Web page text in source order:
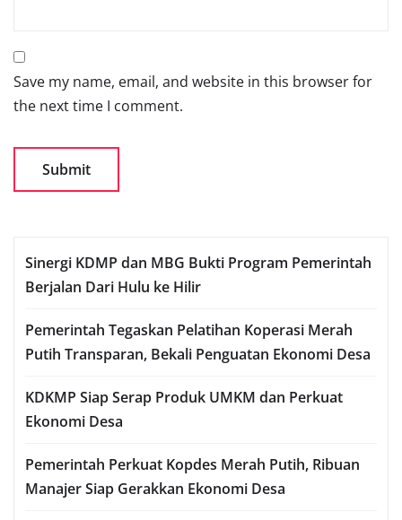
Save my name, email, and website in this browser for
the next time I comment.
Sinergi KDMP dan MBG Bukti Program Pemerintah
Berjalan Dari Hulu ke Hilir
Pemerintah Tegaskan Pelatihan Koperasi Merah
Putih Transparan, Bekali Penguatan Ekonomi Desa
KDKMP Siap Serap Produk UMKM dan Perkuat
Ekonomi Desa
Pemerintah Perkuat Kopdes Merah Putih, Ribuan
Manajer Siap Gerakkan Ekonomi Desa